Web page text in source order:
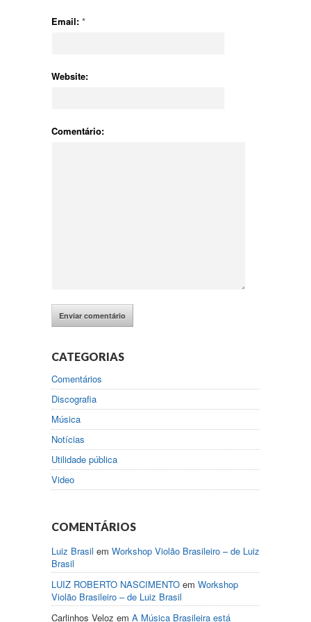
Email: *
Website:
Comentário:
CATEGORIAS
Comentários
Discografia
Música
Notícias
Utilidade pública
Video
COMENTÁRIOS
Luiz Brasil em Workshop Violão Brasileiro – de Luiz
Brasil
LUIZ ROBERTO NASCIMENTO em Workshop
Violão Brasileiro – de Luiz Brasil
Carlinhos Veloz em A Música Brasileira está